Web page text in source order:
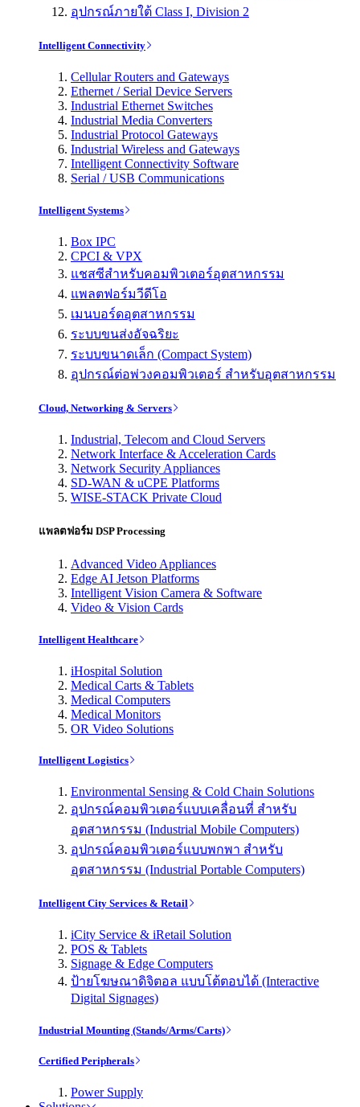
อุปกรณ์ภายใต้ Class I, Division 2
Intelligent Connectivity
Cellular Routers and Gateways
Ethernet / Serial Device Servers
Industrial Ethernet Switches
Industrial Media Converters
Industrial Protocol Gateways
Industrial Wireless and Gateways
Intelligent Connectivity Software
Serial / USB Communications
Intelligent Systems
Box IPC
CPCI & VPX
แชสซีสำหรับคอมพิวเตอร์อุตสาหกรรม
แพลตฟอร์มวีดีโอ
เมนบอร์ดอุตสาหกรรม
ระบบขนส่งอัจฉริยะ
ระบบขนาดเล็ก (Compact System)
อุปกรณ์ต่อพ่วงคอมพิวเตอร์ สำหรับอุตสาหกรรม
Cloud, Networking & Servers
Industrial, Telecom and Cloud Servers
Network Interface & Acceleration Cards
Network Security Appliances
SD-WAN & uCPE Platforms
WISE-STACK Private Cloud
แพลตฟอร์ม DSP Processing
Advanced Video Appliances
Edge AI Jetson Platforms
Intelligent Vision Camera & Software
Video & Vision Cards
Intelligent Healthcare
iHospital Solution
Medical Carts & Tablets
Medical Computers
Medical Monitors
OR Video Solutions
Intelligent Logistics
Environmental Sensing & Cold Chain Solutions
อุปกรณ์คอมพิวเตอร์แบบเคลื่อนที่ สำหรับ
อุตสาหกรรม (Industrial Mobile Computers)
อุปกรณ์คอมพิวเตอร์แบบพกพา สำหรับ
อุตสาหกรรม (Industrial Portable Computers)
Intelligent City Services & Retail
iCity Service & iRetail Solution
POS & Tablets
Signage & Edge Computers
ป้ายโฆษณาดิจิตอล แบบโต้ตอบได้ (Interactive
Digital Signages)
Industrial Mounting (Stands/Arms/Carts)
Certified Peripherals
Power Supply